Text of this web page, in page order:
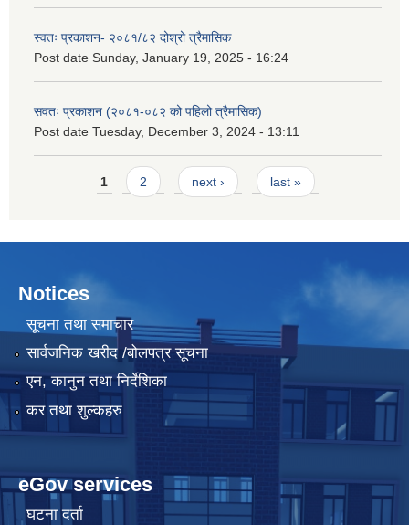
स्वतः प्रकाशन- २०८१/८२ दोश्रो त्रैमासिक
Post date Sunday, January 19, 2025 - 16:24
सवतः प्रकाशन (२०८१-०८२ को पहिलो त्रैमासिक)
Post date Tuesday, December 3, 2024 - 13:11
Pages1 2 next › last »
Notices
सूचना तथा समाचार
सार्वजनिक खरीद /बोलपत्र सूचना
एन, कानुन तथा निर्देशिका
कर तथा शुल्कहरु
eGov services
घटना दर्ता